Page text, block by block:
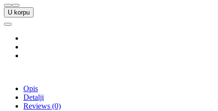
U korpu
Opis
Detalji
Reviews (0)